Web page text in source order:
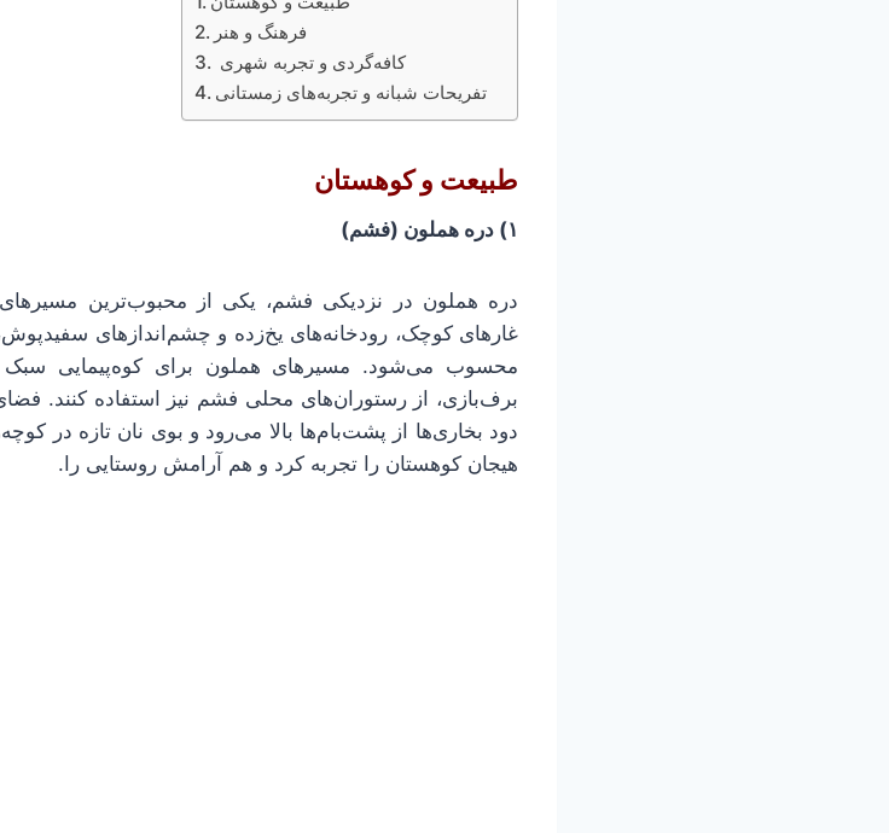
کافه‌گردی و تجربه شهری
طبیعت و کوهستان
۱) دره هملون (فشم)
دره هملون در نزدیکی فشم، یکی از محبوب‌ترین
غارهای کوچک، رودخانه‌های یخ‌زده و چشم‌اندازهای
محسوب می‌شود. مسیرهای هملون برای کوه‌پیمایی سبک
برف‌بازی، از رستوران‌های محلی فشم نیز استفاده کنند.
دود بخاری‌ها از پشت‌بام‌ها بالا می‌رود و بوی نان تازه در
هیجان کوهستان را تجربه کرد و هم آرامش روستایی را.